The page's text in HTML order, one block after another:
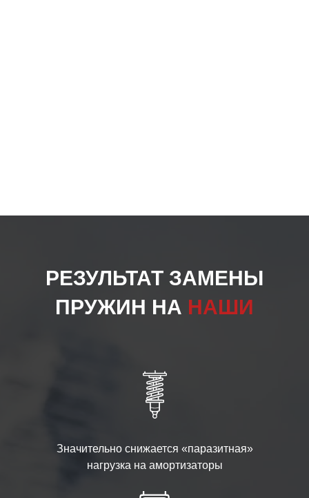
РЕЗУЛЬТАТ ЗАМЕНЫ
ПРУЖИН НА НАШИ
Значительно снижается «паразитная»
нагрузка на амортизаторы